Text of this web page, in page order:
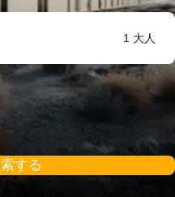
1 大人
する